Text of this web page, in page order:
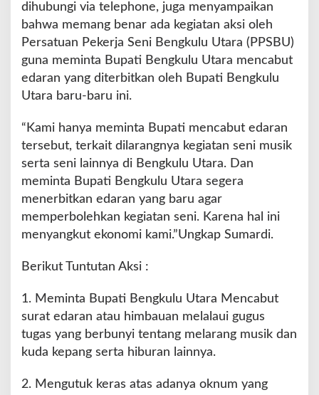
dihubungi via telephone, juga menyampaikan
bahwa memang benar ada kegiatan aksi oleh
Persatuan Pekerja Seni Bengkulu Utara (PPSBU)
guna meminta Bupati Bengkulu Utara mencabut
edaran yang diterbitkan oleh Bupati Bengkulu
Utara baru-baru ini.
“Kami hanya meminta Bupati mencabut edaran
tersebut, terkait dilarangnya kegiatan seni musik
serta seni lainnya di Bengkulu Utara. Dan
meminta Bupati Bengkulu Utara segera
menerbitkan edaran yang baru agar
memperbolehkan kegiatan seni. Karena hal ini
menyangkut ekonomi kami.”Ungkap Sumardi.
Berikut Tuntutan Aksi :
1. Meminta Bupati Bengkulu Utara Mencabut
surat edaran atau himbauan melalaui gugus
tugas yang berbunyi tentang melarang musik dan
kuda kepang serta hiburan lainnya.
2. Mengutuk keras atas adanya oknum yang